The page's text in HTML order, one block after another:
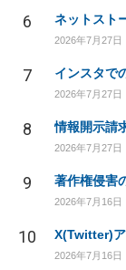
6 ネットスト
2026年7月27日
7 インスタで
2026年7月27日
8 情報開示請
2026年7月27日
9 著作権侵害
2026年7月16日
10
2026年7月16日